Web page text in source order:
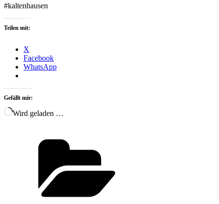
‪#kaltenhausen
Teilen mit:
X
Facebook
WhatsApp
Gefällt mir:
Wird geladen …